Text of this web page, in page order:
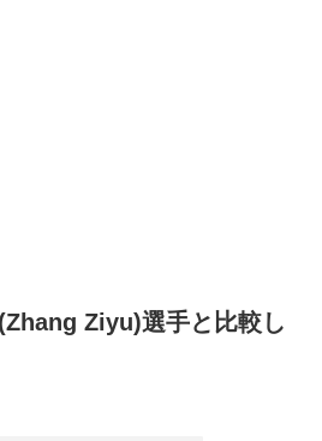
Ziyu)選手と比較し